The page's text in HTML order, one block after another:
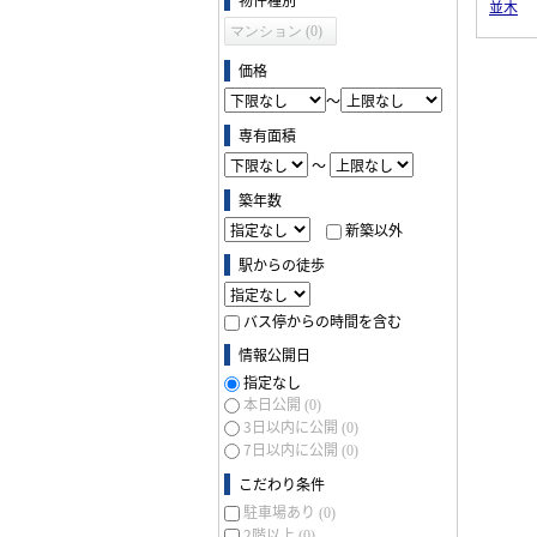
マンション (0)
価格
～
専有面積
～
築年数
新築以外
駅からの徒歩
バス停からの時間を含む
情報公開日
指定なし
本日公開 (0)
3日以内に公開 (0)
7日以内に公開 (0)
こだわり条件
駐車場あり (0)
並木